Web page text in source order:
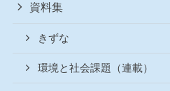
資料集
きずな
環境と社会課題（連載）